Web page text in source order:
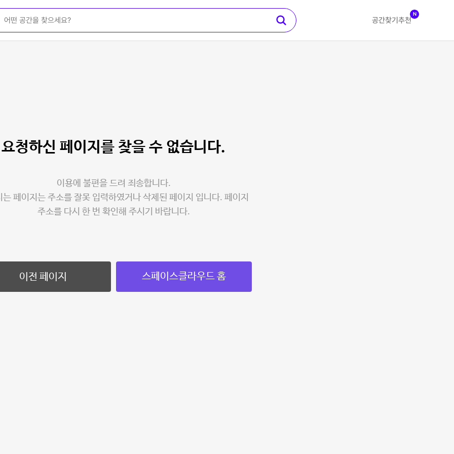
공간찾기 추천
N
요청하신 페이지를 찾을 수 없습니다.
이용에 불편을 드려 죄송합니다.
는 페이지는 주소를 잘못 입력하였거나 삭제된 페이지 입니다. 페이지
주소를 다시 한 번 확인해 주시기 바랍니다.
이전 페이지 스페이스클라우드 홈